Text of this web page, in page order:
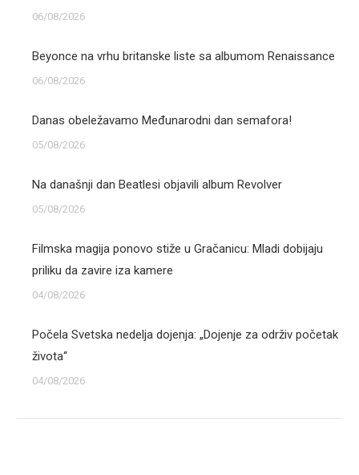
06/08/2026
Beyonce na vrhu britanske liste sa albumom Renaissance
06/08/2026
Danas obeležavamo Međunarodni dan semafora!
05/08/2026
Na današnji dan Beatlesi objavili album Revolver
05/08/2026
Filmska magija ponovo stiže u Gračanicu: Mladi dobijaju
priliku da zavire iza kamere
04/08/2026
Počela Svetska nedelja dojenja: „Dojenje za održiv početak
života“
04/08/2026